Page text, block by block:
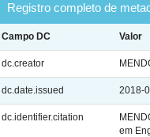
Registro completo de
Campo DC Valor
dc.creator
dc.date.issued 2018-
dc.identifier.citation
em